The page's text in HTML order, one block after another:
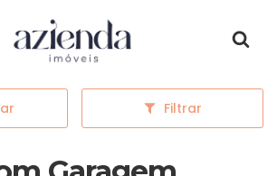
Página inicial
Filtrar